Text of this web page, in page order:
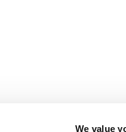
We value